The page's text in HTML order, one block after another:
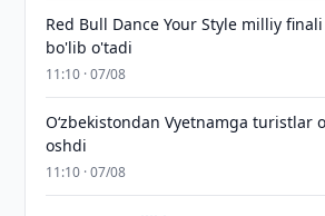
Red Bull Dance Your Style milliy
bo'lib o'tadi
11:10 · 07/08
O‘zbekistondan Vyetnamga turistlar
oshdi
11:10 · 07/08